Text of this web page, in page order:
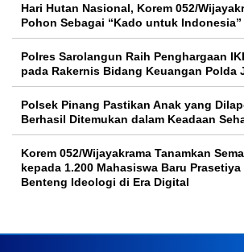
Hari Hutan Nasional, Korem 052/
Pohon Sebagai “Kado untuk Indonesia”
Polres Sarolangun Raih Penghargaan
pada Rakernis Bidang Keuangan Polda
Polsek Pinang Pastikan Anak yang
Berhasil Ditemukan dalam Keadaan
Korem 052/Wijayakrama Tanamkan
kepada 1.200 Mahasiswa Baru
Benteng Ideologi di Era Digital